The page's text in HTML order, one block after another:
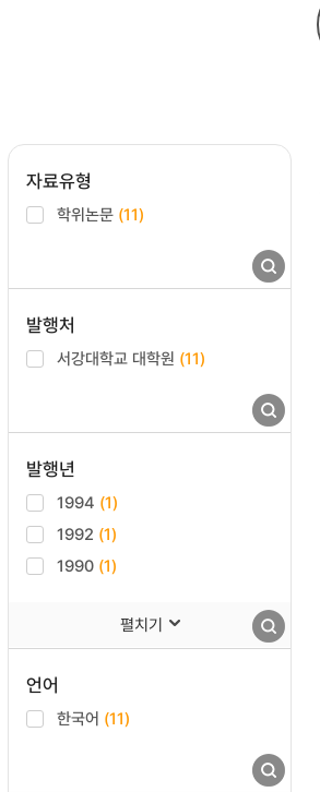
자료유형
학위논문 (11)
발행처
서강대학교 대학원 (11)
발행년
1994 (1)
1992 (1)
1990 (1)
펼치기
언어
한국어 (11)